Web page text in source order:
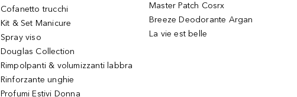
Cofanetto trucchi
Kit & Set Manicure
Spray viso
Douglas Collection
Rimpolpanti & volumizzanti labbra
Rinforzante unghie
Profumi Estivi Donna
Master Patch Cosrx
Breeze Deodorante Argan
La vie est belle